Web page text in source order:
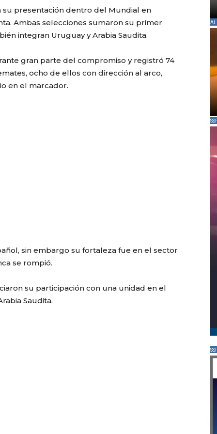
su presentación dentro del Mundial en
Ambas selecciones sumaron su primer
integran Uruguay y Arabia Saudita.
gran parte del compromiso y registró 74
ocho de ellos con dirección al arco,
en el marcador.
sin embargo su fortaleza fue en el sector
se rompió.
su participación con una unidad en el
Saudita.